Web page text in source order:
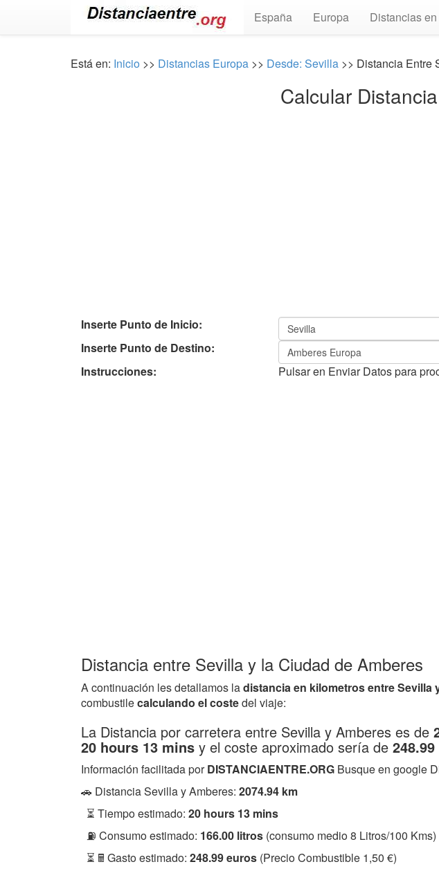
España Europa Distancias
Está en: Inicio >> Distancias Europa >> Desde: Sevilla >> Distancia Entre
Calcular
Inserte Punto de Inicio:
Inserte Punto de Destino:
Instrucciones:
Pulsar en Enviar Datos para
Distancia entre Sevilla y la Ciudad de Amberes
A continuación les detallamos ladistancia en kilometros entre Sevilla
combustilecalculando el costedel viaje:
La Distancia por carretera entre Sevilla y Amberes es de
20 hours 13 mins y el coste aproximado sería de
Información facilitada porDISTANCIAENTRE.ORG Busque en google
🚗 Distancia Sevilla y Amberes: 2074.94 km
⏳ Tiempo estimado: 20 hours 13 mins
⛽ Consumo estimado: 166.00 litros (consumo medio 8 Litros/100 Kms)
⏳ 🖩 Gasto estimado: 248.99 euros (Precio Combustible 1,50 €)